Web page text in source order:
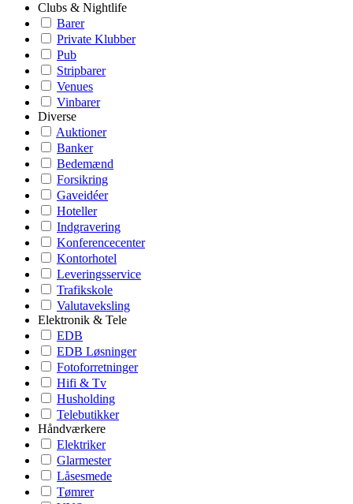
Clubs & Nightlife
Barer
Private Klubber
Pub
Stripbarer
Venues
Vinbarer
Diverse
Auktioner
Banker
Bedemænd
Forsikring
Gaveidéer
Hoteller
Indgravering
Konferencecenter
Kontorhotel
Leveringsservice
Trafikskole
Valutaveksling
Elektronik & Tele
EDB
EDB Løsninger
Fotoforretninger
Hifi & Tv
Husholding
Telebutikker
Håndværkere
Elektriker
Glarmester
Låsesmede
Tømrer